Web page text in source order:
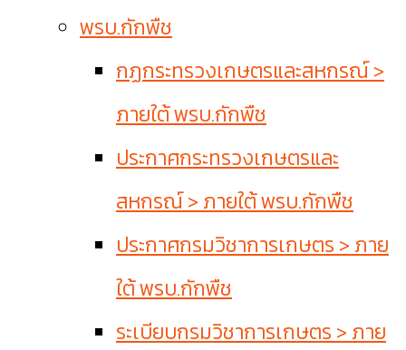
พรบ.กักพืช
กฏกระทรวงเกษตรและสหกรณ์ >
ภายใต้ พรบ.กักพืช
ประกาศกระทรวงเกษตรและ
สหกรณ์ > ภายใต้ พรบ.กักพืช
ประกาศกรมวิชาการเกษตร > ภาย
ใต้ พรบ.กักพืช
ระเบียบกรมวิชาการเกษตร > ภาย